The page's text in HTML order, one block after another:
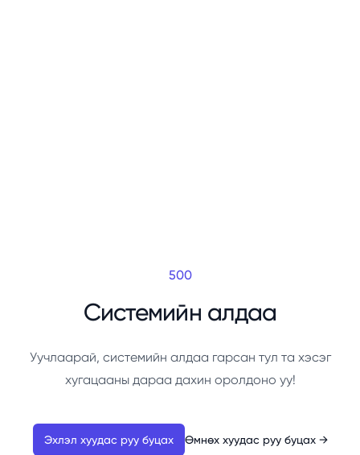
500
Системийн алдаа
Уучлаарай, системийн алдаа гарсан тул та хэсэг
хугацааны дараа дахин оролдоно уу!
Эхлэл хуудас руу буцах Өмнөх хуудас руу буцах →